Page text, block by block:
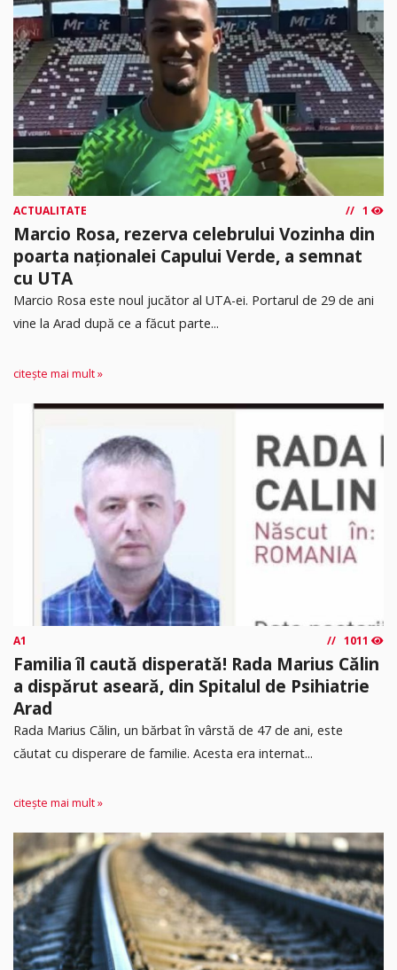
ACTUALITATE 1
Marcio Rosa, rezerva celebrului Vozinha din
poarta naționalei Capului Verde, a semnat
cu UTA
Marcio Rosa este noul jucător al UTA-ei. Portarul de 29 de ani
vine la Arad după ce a făcut parte...
citește mai mult »
A1 1011
Familia îl caută disperată! Rada Marius Călin
a dispărut aseară, din Spitalul de Psihiatrie
Arad
Rada Marius Călin, un bărbat în vârstă de 47 de ani, este
căutat cu disperare de familie. Acesta era internat...
citește mai mult »